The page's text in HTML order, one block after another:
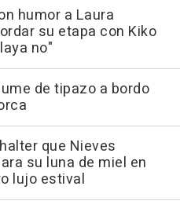
humor a Laura
su etapa con Kiko
no"
de tipazo a bordo
que Nieves
su luna de miel en
lujo estival